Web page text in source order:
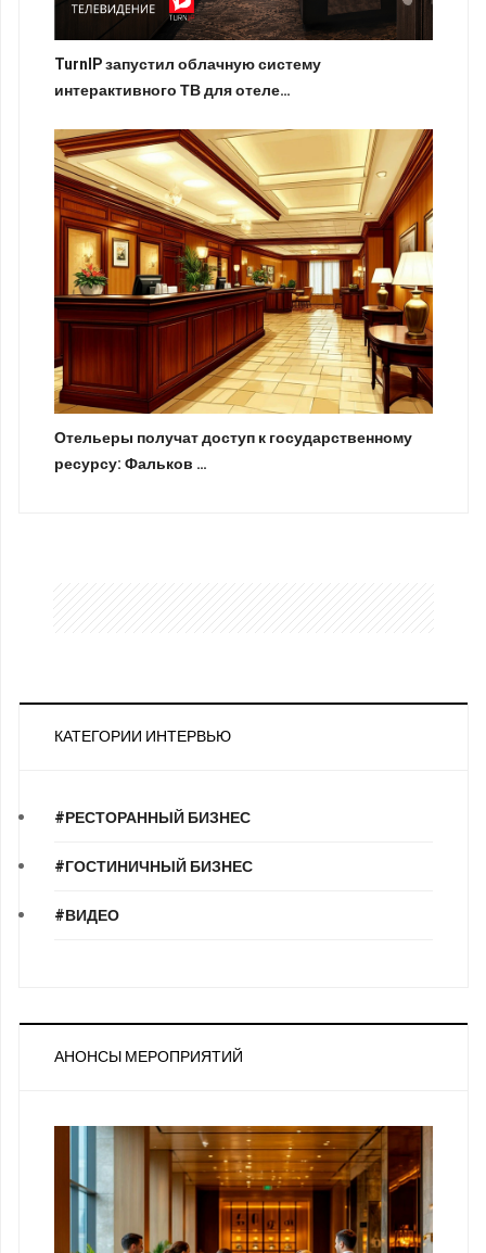
TurnIP запустил облачную систему
интерактивного ТВ для отеле…
Отельеры получат доступ к государственному
ресурсу: Фальков …
КАТЕГОРИИ ИНТЕРВЬЮ
#РЕСТОРАННЫЙ БИЗНЕС
#ГОСТИНИЧНЫЙ БИЗНЕС
#ВИДЕО
АНОНСЫ МЕРОПРИЯТИЙ